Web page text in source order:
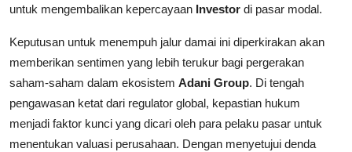
untuk mengembalikan kepercayaan Investor di pasar modal.
Keputusan untuk menempuh jalur damai ini diperkirakan akan
memberikan sentimen yang lebih terukur bagi pergerakan
saham-saham dalam ekosistem Adani Group. Di tengah
pengawasan ketat dari regulator global, kepastian hukum
menjadi faktor kunci yang dicari oleh para pelaku pasar untuk
menentukan valuasi perusahaan. Dengan menyetujui denda